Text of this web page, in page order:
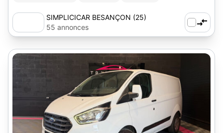
SIMPLICICAR BESANÇON (25)
55 annonces